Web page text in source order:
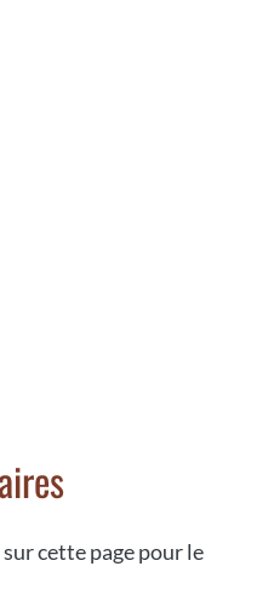
cette page pour le